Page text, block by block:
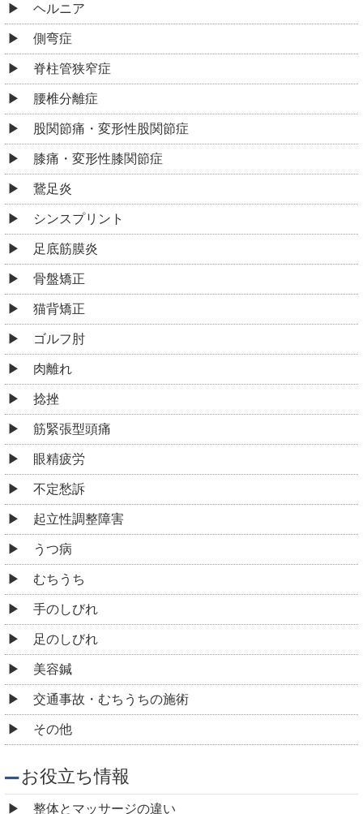
ヘルニア
側弯症
脊柱管狭窄症
腰椎分離症
股関節痛・変形性股関節症
膝痛・変形性膝関節症
鵞足炎
シンスプリント
足底筋膜炎
骨盤矯正
猫背矯正
ゴルフ肘
肉離れ
捻挫
筋緊張型頭痛
眼精疲労
不定愁訴
起立性調整障害
うつ病
むちうち
手のしびれ
足のしびれ
美容鍼
交通事故・むちうちの施術
その他
お役立ち情報
整体とマッサージの違い